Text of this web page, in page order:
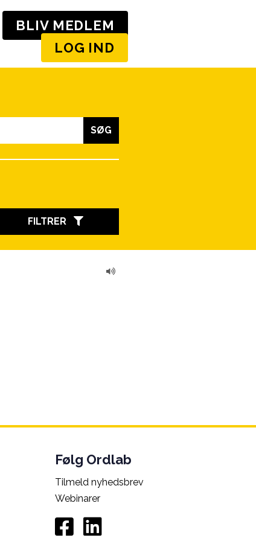
BLIV MEDLEM
LOG IND
SØG
Følg Ordlab
Tilmeld nyhedsbrev
Webinarer